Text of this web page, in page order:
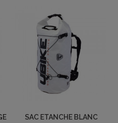
SAC ETANCHE BLANC